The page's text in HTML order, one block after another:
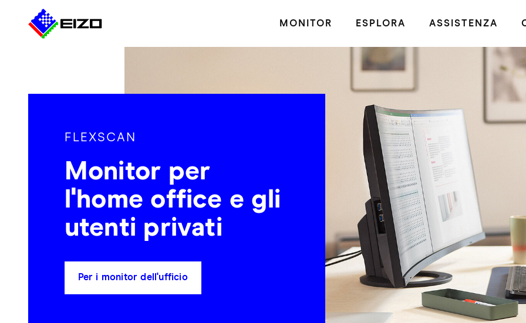
MONITOR ESPLORA ASSISTENZA
FLEXSCAN
Monitor per
l'home office e gli
utenti privati
Per i monitor dell'ufficio